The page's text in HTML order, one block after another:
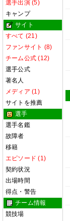
選手出演 (5)
キャンプ
サイト
すべて (21)
ファンサイト (8)
チーム公式 (12)
選手公式
著名人
メディア (1)
サイトを推薦
選手
選手名鑑
故障者
移籍
エピソード (1)
契約状況
出場時間
得点・警告
チーム情報
競技場